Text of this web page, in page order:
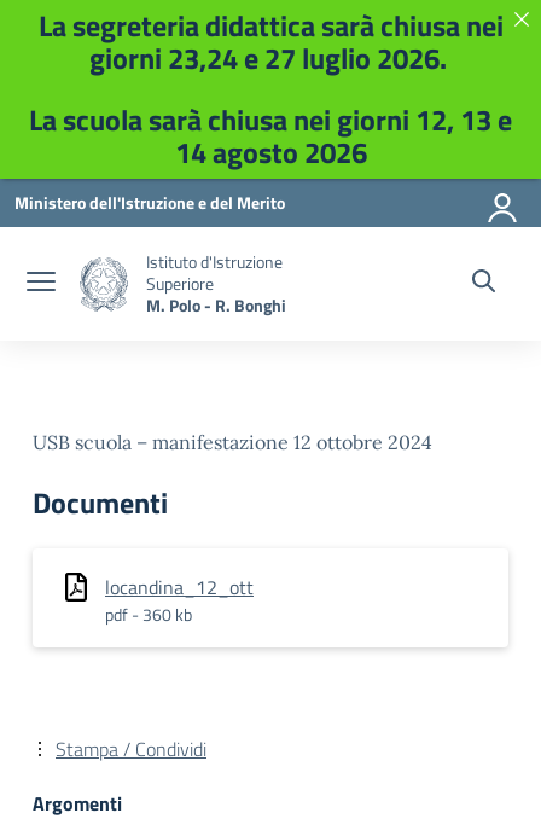
Vai ai contenuti
Vai al menu di navigazione
Vai al footer
Ministero dell'Istruzione e del Merito
Istituto d'Istruzione
Superiore
M. Polo - R. Bonghi
USB scuola – manifestazione 12 ottobre 2024
Documenti
locandina_12_ott
pdf - 360 kb
Stampa / Condividi
Argomenti
La segreteria didattica sarà chiusa nei
giorni 23,24 e 27 luglio 2026.
La scuola sarà chiusa nei giorni 12, 13 e
14 agosto 2026